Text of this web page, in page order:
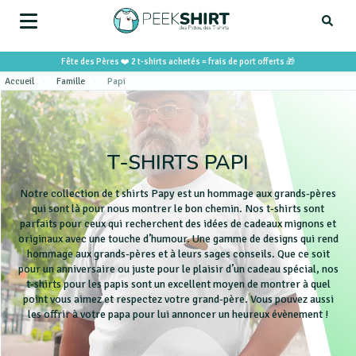
Fête des Pères ❤️ 2 t-shirts achetés = frais de port offerts 🎁
Accueil Famille Papi
T-SHIRTS PAPI
Notre collection de t shirts Papy est un hommage aux grands-pères
qui sont là pour nous montrer le bon chemin. Nos t-shirts sont
parfaits pour ceux qui recherchent des idées de cadeaux mignons et
originaux avec une touche d’humour. Une gamme de designs qui rend
hommage aux grands-pères et à leurs sages conseils. Que ce soit
pour un anniversaire ou juste pour le plaisir d’un cadeau spécial, nos
t-shirts pour les papis sont un excellent moyen de montrer à quel
point vous aimez et respectez votre grand-père. Vous pouvez aussi
les offrir à votre papa pour lui annoncer un heureux évènement !